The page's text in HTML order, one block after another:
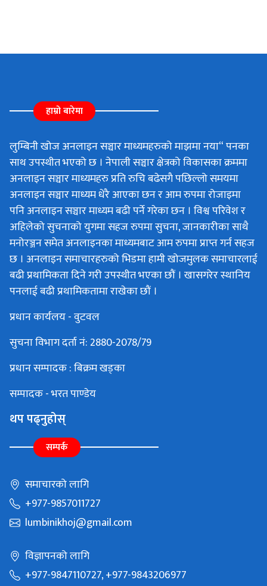
हाम्रो बारेमा
लुम्बिनी खोज अनलाइन सञ्चार माध्यमहरुको माझमा नया“ पनका
साथ उपस्थीत भएको छ । नेपाली सञ्चार क्षेत्रको विकासका क्रममा
अनलाइन सञ्चार माध्यमहरु प्रति रुचि बढेसगै पछिल्लो समयमा
अनलाइन सञ्चार माध्यम धेरै आएका छन र आम रुपमा रोजाइमा
पनि अनलाइन सञ्चार माध्यम बढी पर्ने गरेका छन । विश्व परिवेश र
अहिलेको सुचनाको युगमा सहज रुपमा सुचना, जानकारीका साथै
मनोरञ्जन समेत अनलाइनका माध्यमबाट आम रुपमा प्राप्त गर्न सहज
छ । अनलाइन समाचारहरुको भिडमा हामी खोजमुलक समाचारलाई
बढी प्रथामिकता दिने गरी उपस्थीत भएका छौं । खासगरेर स्थानिय
पनलाई बढी प्रथामिकतामा राखेका छौं ।
प्रधान कार्यलय - वुटवल
सुचना विभाग दर्ता नं: 2880-2078/79
प्रधान सम्पादक : बिक्रम खड्का
सम्पादक - भरत पाण्डेय
थप पढ्नुहोस्
सम्पर्क
समाचारको लागि
+977-9857011727
lumbinikhoj@gmail.com
विज्ञापनको लागि
+977-9847110727, +977-9843206977